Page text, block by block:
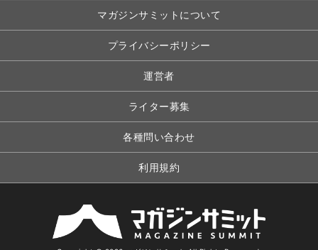
マガジンサミットについて
プライバシーポリシー
運営者
ライター募集
各種問い合わせ
利用規約